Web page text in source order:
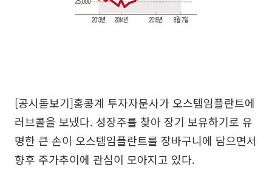
[공시돋보기]홍콩계 투자자문사가 오스템임플란트에
러브콜을 보냈다. 성장주를 찾아 장기 보유하기로 유
명한 큰 손이 오스템임플란트를 장바구니에 담으면서
향후 주가추이에 관심이 모아지고 있다.